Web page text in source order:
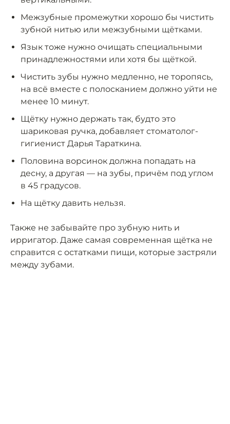
Межзубные промежутки хорошо бы чистить
зубной нитью или межзубными щётками.
Язык тоже нужно очищать специальными
принадлежностями или хотя бы щёткой.
Чистить зубы нужно медленно, не торопясь,
на всё вместе с полосканием должно уйти не
менее 10 минут.
Щётку нужно держать так, будто это
шариковая ручка, добавляет стоматолог-
гигиенист Дарья Тараткина.
Половина ворсинок должна попадать на
десну, а другая — на зубы, причём под углом
в 45 градусов.
На щётку давить нельзя.
Также не забывайте про зубную нить и
ирригатор. Даже самая современная щётка не
справится с остатками пищи, которые застряли
между зубами.